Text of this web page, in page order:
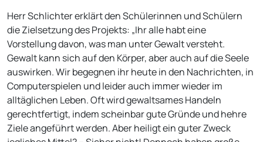
Herr Schlichter erklärt den Schülerinnen und Schülern
die Zielsetzung des Projekts: „Ihr alle habt eine
Vorstellung davon, was man unter Gewalt versteht.
Gewalt kann sich auf den Körper, aber auch auf die Seele
auswirken. Wir begegnen ihr heute in den Nachrichten, in
Computerspielen und leider auch immer wieder im
alltäglichen Leben. Oft wird gewaltsames Handeln
gerechtfertigt, indem scheinbar gute Gründe und hehre
Ziele angeführt werden. Aber heiligt ein guter Zweck